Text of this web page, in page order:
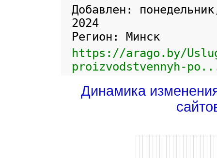
Добавлен:
2024
Регион: Минск
https://arago.by/
proizvodstvennyh-
Динамика